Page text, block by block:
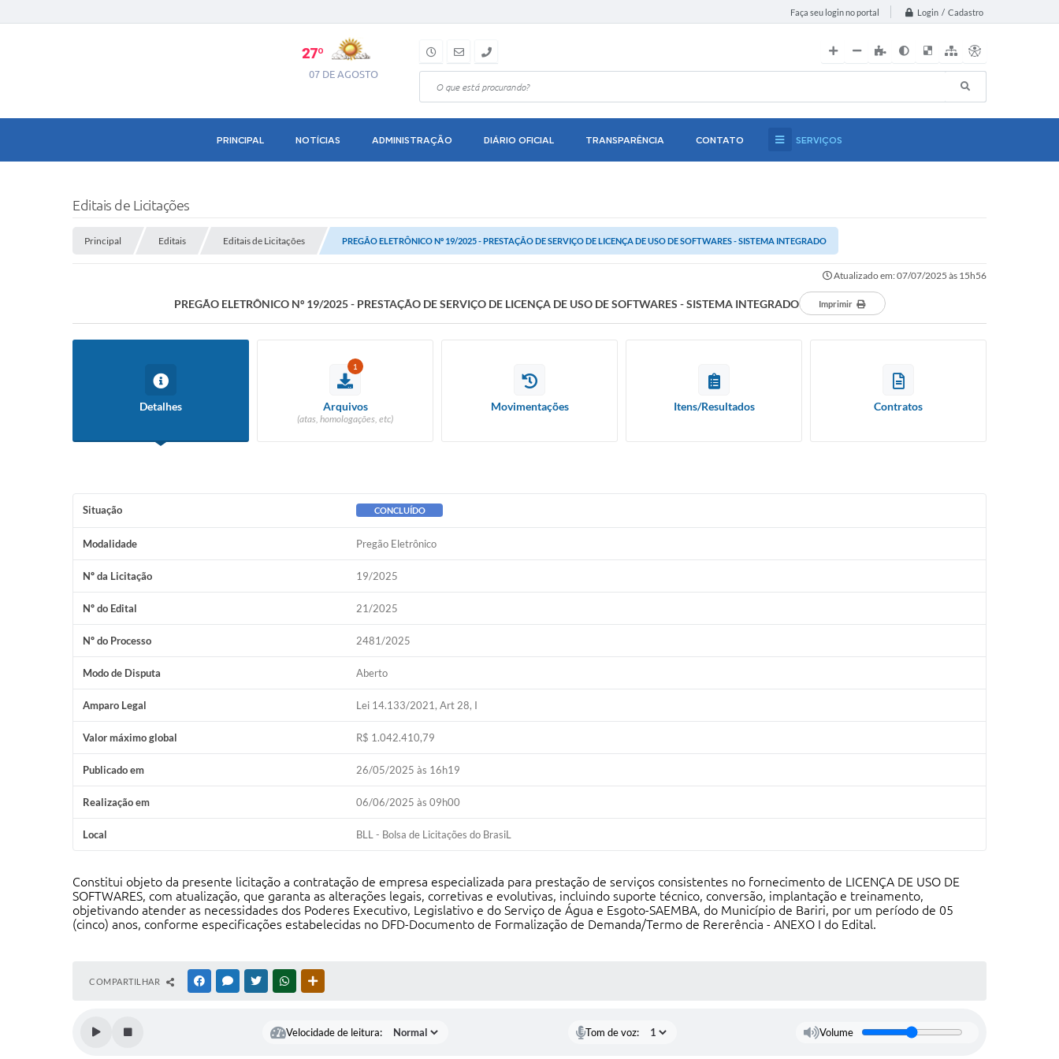
Faça seu login no portal Login / Cadastro
27º
07 DE AGOSTO
PRINCIPAL NOTÍCIAS ADMINISTRAÇÃO DIÁRIO OFICIAL TRANSPARÊNCIA CONTATO SERVIÇOS
Editais de Licitações
Principal Editais Editais de Licitações PREGÃO ELETRÔNICO Nº 19/2025 - PRESTAÇÃO DE SERVIÇO DE LICENÇA DE USO DE SOFTWARES - SISTEMA INTEGRADO
Atualizado em: 07/07/2025 às 15h56
PREGÃO ELETRÔNICO Nº 19/2025 - PRESTAÇÃO DE SERVIÇO DE LICENÇA DE USO DE SOFTWARES - SISTEMA INTEGRADO Imprimir
Detalhes
1
Arquivos
(atas, homologações, etc)
Movimentações Itens/Resultados Contratos
Situação CONCLUÍDO
Modalidade Pregão Eletrônico
Nº da Licitação 19/2025
Nº do Edital 21/2025
Nº do Processo 2481/2025
Modo de Disputa Aberto
Amparo Legal Lei 14.133/2021, Art 28, I
Valor máximo global R$ 1.042.410,79
Publicado em 26/05/2025 às 16h19
Realização em 06/06/2025 às 09h00
Local BLL - Bolsa de Licitações do BrasiL
Constitui objeto da presente licitação a contratação de empresa especializada para prestação de serviços consistentes no fornecimento de LICENÇA DE USO DE
SOFTWARES, com atualização, que garanta as alterações legais, corretivas e evolutivas, incluindo suporte técnico, conversão, implantação e treinamento,
objetivando atender as necessidades dos Poderes Executivo, Legislativo e do Serviço de Água e Esgoto-SAEMBA, do Município de Bariri, por um período de 05
(cinco) anos, conforme especificações estabelecidas no DFD-Documento de Formalização de Demanda/Termo de Rererência - ANEXO I do Edital.
COMPARTILHAR FACEBOOKMESSENGER
TWITTERWHATSAPP
Velocidade de leitura: Tom de voz: Volume